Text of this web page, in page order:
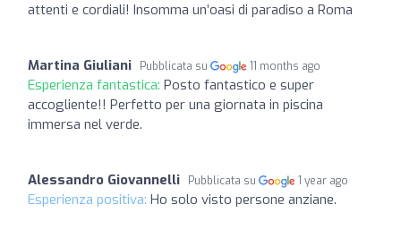
attenti e cordiali! Insomma un’oasi di paradiso a Roma
Martina Giuliani Pubblicata su 11 months ago
Esperienza fantastica: Posto fantastico e super
accogliente!! Perfetto per una giornata in piscina
immersa nel verde.
Alessandro Giovannelli Pubblicata su 1 year ago
Esperienza positiva: Ho solo visto persone anziane.